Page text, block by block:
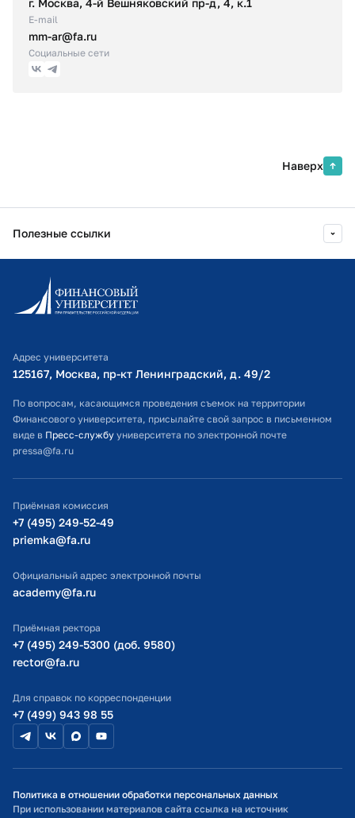
г. Москва, 4-й Вешняковский пр-д, 4, к.1
E-mail
mm-ar@fa.ru
Социальные сети
Наверх
Полезные ссылки
Информационно-образовательный портал
Личный кабинет поступающего
Оплата обучения
Расписание занятий
Студенческий офис
Официальный адрес электронной почты
Министерство просвещения РФ
Министерство науки и высшего образования РФ
Адрес университета
125167, Москва, пр-кт Ленинградский, д. 49/2​
По вопросам, касающимся проведения съемок на территории
Финансового университета, присылайте свой запрос в письменном
виде в Пресс-службу университета по электронной почте
pressa@fa.ru
Приёмная комиссия
+7 (495) 249-52-49
priemka@fa.ru
Официальный адрес электронной почты
academy@fa.ru
Приёмная ректора
+7 (495) 249-5300 (доб. 9580)
rector@fa.ru
Для справок по корреспонденции
+7 (499) 943 98 55
Политика в отношении обработки персональных данных
При использовании материалов сайта ссылка на источник